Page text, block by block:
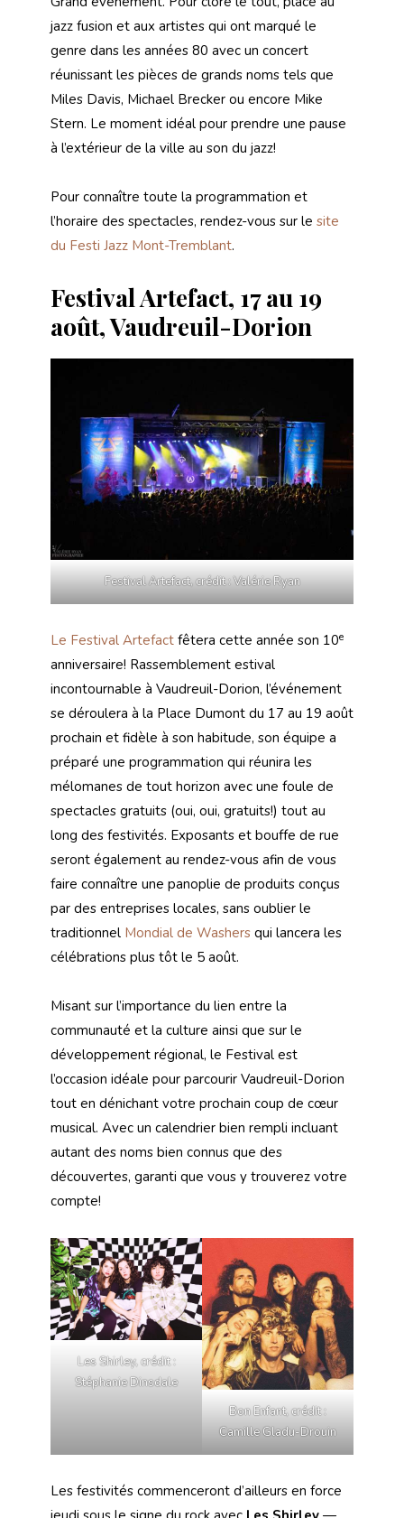
jazz fusion et aux artistes qui ont marqué le
genre dans les années 80 avec un concert
réunissant les pièces de grands noms tels que
Miles Davis, Michael Brecker ou encore Mike
Stern. Le moment idéal pour prendre une pause
à l’extérieur de la ville au son du jazz!
Pour connaître toute la programmation et
l’horaire des spectacles, rendez-vous sur le site
du Festi Jazz Mont-Tremblant.
Festival Artefact, 17 au 19
août, Vaudreuil-Dorion
Festival Artefact, crédit : Valérie Ryan
Le Festival Artefact fêtera cette année son 10e
anniversaire! Rassemblement estival
incontournable à Vaudreuil-Dorion, l’événement
se déroulera à la Place Dumont du 17 au 19 août
prochain et fidèle à son habitude, son équipe a
préparé une programmation qui réunira les
mélomanes de tout horizon avec une foule de
spectacles gratuits (oui, oui, gratuits!) tout au
long des festivités. Exposants et bouffe de rue
seront également au rendez-vous afin de vous
faire connaître une panoplie de produits conçus
par des entreprises locales, sans oublier le
traditionnel Mondial de Washers qui lancera les
célébrations plus tôt le 5 août.
Misant sur l’importance du lien entre la
communauté et la culture ainsi que sur le
développement régional, le Festival est
l’occasion idéale pour parcourir Vaudreuil-Dorion
tout en dénichant votre prochain coup de cœur
musical. Avec un calendrier bien rempli incluant
autant des noms bien connus que des
découvertes, garanti que vous y trouverez votre
compte!
Les Shirley, crédit :
Stéphanie Dinsdale
Bon Enfant, crédit :
Camille Gladu-Drouin
Les festivités commenceront d’ailleurs en force